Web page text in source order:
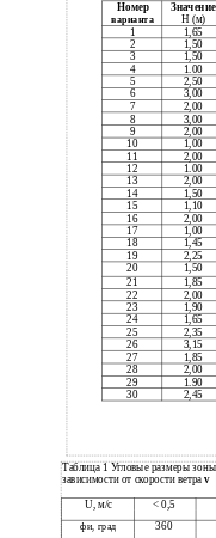
Номер Значение
варианта H (м)
1 1,65
2
1,50
3
1,50
4
1.00
5
2,50
6
3,00
7
2,00
8
3,00
9
2,00
10
1,00
11
2,00
12
1.00
13
2,00
14
1,50
15
1,10
16
2,00
17
1,00
18
1,45
19
2,25
20
1,50
21
1,85
22
2,00
23
1,90
24
1,65
25
2,35
26
3,15
27
1,85
28
2,00
29
1.90
30
2,45
Таблица 1 Угловые размеры
зависимости от скорости ветраv
U, м/с < 0,5
фи, град 360